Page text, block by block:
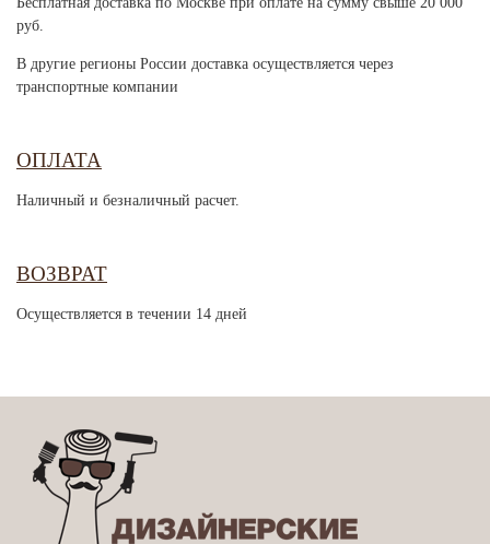
руб.
В другие регионы России доставка осуществляется через
транспортные компании
ОПЛАТА
Наличный и безналичный расчет.
ВОЗВРАТ
Осуществляется в течении 14 дней